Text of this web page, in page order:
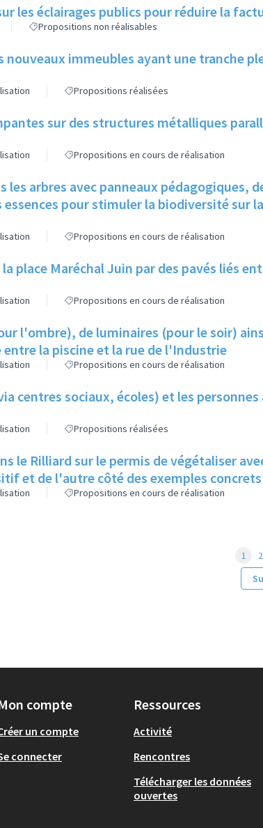
les éclairages publics pour réduire la
Propositions non réalisables
nouveaux immeubles ayant une tranche
Propositions réalisées
sur des structures métalliques
Propositions en cours de réalisation
les arbres avec panneaux pédagogiques,
pour stimuler la biodiversité sur
Propositions en cours de réalisation
place Maréchal Juin par des pavés liés
Propositions en cours de réalisation
l'ombre), de luminaires (pour le soir)
entre la piscine et la rue de l'Industrie
Propositions en cours de réalisation
centres sociaux, écoles) et les personnes
Propositions réalisées
le Rilliard sur le permis de végétaliser
et de l'autre côté des exemples
Propositions en cours de réalisation
1 2
compte
un compte
connecter
Ressources
Activité
Rencontres
Télécharger les données
ouvertes